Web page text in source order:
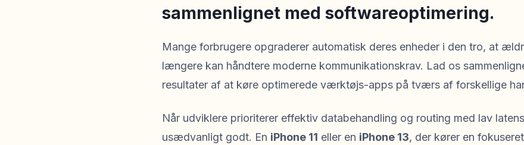
sammenlignet med softwareoptimering.
Mange forbrugere opgraderer automatisk deres enheder i den tro, at
længere kan håndtere moderne kommunikationskrav. Lad os
resultater af at køre optimerede værktøjs-apps på tværs af forskellige
Når udviklere prioriterer effektiv databehandling og routing med lav
usædvanligt godt. En iPhone 11 eller en iPhone 13, der kører en